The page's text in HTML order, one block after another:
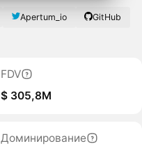
Apertum_io GitHub
FDV
$ 305,8M
Доминирование